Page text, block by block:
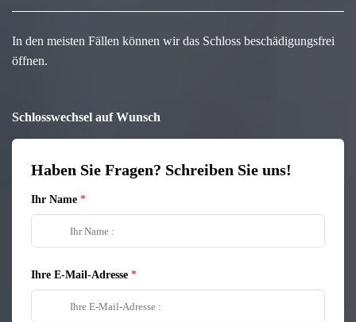
In den meisten Fällen können wir das Schloss beschädigungsfrei
öffnen.
Schlosswechsel auf Wunsch
Haben Sie Fragen? Schreiben Sie uns!
Ihr Name
Ihre E-Mail-Adresse